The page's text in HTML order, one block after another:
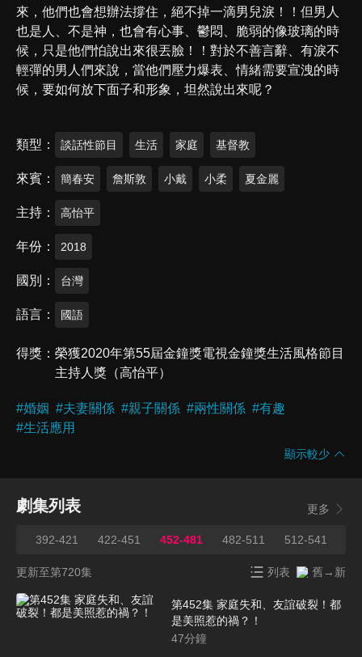
來，他們也會想辦法撐住，絕不掉一滴男兒淚！！但男人
也是人、不是神，也會有心事、鬱悶、脆弱的像玻璃的時
候，只是他們怕說出來很丟臉！！對於不善言辭、有淚不
輕彈的男人們來說，當他們壓力爆表、情緒需要宣洩的時
候，要如何放下面子和形象，坦然說出來呢？
類型 談話性節目 生活 家庭 基督教
來賓 簡春安 詹斯敦 小戴 小柔 夏金麗
主持 高怡平
年份 2018
國別 台灣
語言 國語
得獎
榮獲2020年第55屆金鐘獎電視金鐘獎生活風格節目
主持人獎（高怡平）
#婚姻 #夫妻關係 #親子關係 #兩性關係 #有趣
#生活應用
顯示較少
劇集列表 更多
392-421 422-451 452-481 482-511 512-541
更新至第720集 列表 舊→新
第452集 家庭失和、友誼破裂！都
是美照惹的禍？！
47分鐘